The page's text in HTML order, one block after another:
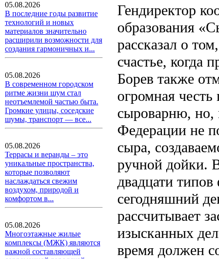
05.08.2026
В последние годы развитие
технологий и новых
материалов значительно
расширили возможности для
создания гармоничных и...
05.08.2026
В современном городском
ритме жизни шум стал
неотъемлемой частью быта.
Громкие улицы, соседские
шумы, транспорт — все...
05.08.2026
Террасы и веранды – это
уникальные пространства,
которые позволяют
наслаждаться свежим
воздухом, природой и
комфортом в...
05.08.2026
Многоэтажные жилые
комплексы (МЖК) являются
важной составляющей
Гендиректор
образования
рассказал о
счастье,
Борев также
огромная
сыроварню, но,
Федерации не
сыра,
ручной дойки.
двадцати
сегодняшний
рассчитывает
изысканных
время должен